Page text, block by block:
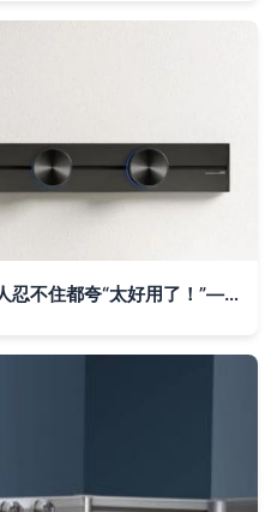
自从装了这几款插座，家里人忍不住都夸“太好用了！”——轨道插座的使用体验